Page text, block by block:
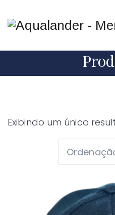
Exibindo um único